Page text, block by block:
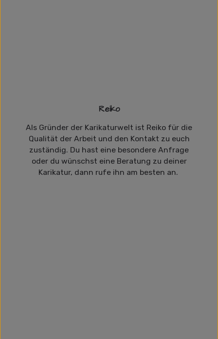
Reiko
Als Gründer der Karikaturwelt ist Reiko für die
Qualität der Arbeit und den Kontakt zu euch
zuständig. Du hast eine besondere Anfrage
oder du wünschst eine Beratung zu deiner
Karikatur, dann rufe ihn am besten an.